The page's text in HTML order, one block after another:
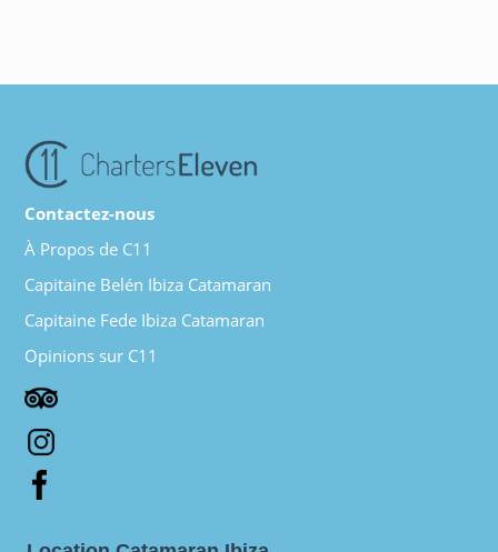
Contactez-nous
À Propos de C11
Capitaine Belén Ibiza Catamaran
Capitaine Fede Ibiza Catamaran
Opinions sur C11